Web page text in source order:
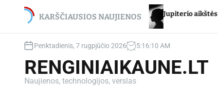
KARŠČIAUSIOS NAUJIENOS
– net du Jupiterio aikštės Chironas –
Penktadienis, 7 rugpjūčio 2026 5:16:11 AM
RENGINIAIKAUNE.LT
Naujienos, technologijos, verslas